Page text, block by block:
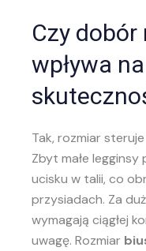
Czy dobór
wpływa
Tak, rozmiar
Zbyt małe
ucisku w talii, co
przysiadach. Za
wymagają ciągłej
uwagę. Rozmiar